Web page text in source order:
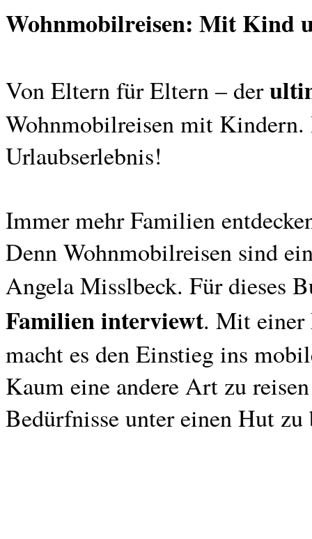
Wohnmobilreisen: Mit Kind
Von Eltern für Eltern – der
Wohnmobilreisen mit
Urlaubserlebnis!
Immer mehr Familien
Denn Wohnmobilreisen sind
Angela Misslbeck. Für dieses
Familien interviewt. Mit einer
macht es den Einstieg ins
Kaum eine andere Art zu
Bedürfnisse unter einen Hut zu